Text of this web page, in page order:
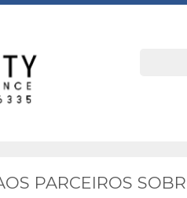
PARCEIROS